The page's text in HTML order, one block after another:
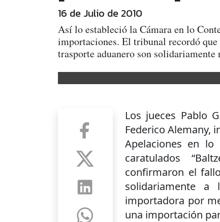
16 de Julio de 2010
Así lo estableció la Cámara en lo
importaciones. El tribunal recordó
trasporte aduanero son
Los jueces Pablo
Federico Alemany,
Apelaciones en lo
caratulados
confirmaron el
solidariamente
importadora por
una importación